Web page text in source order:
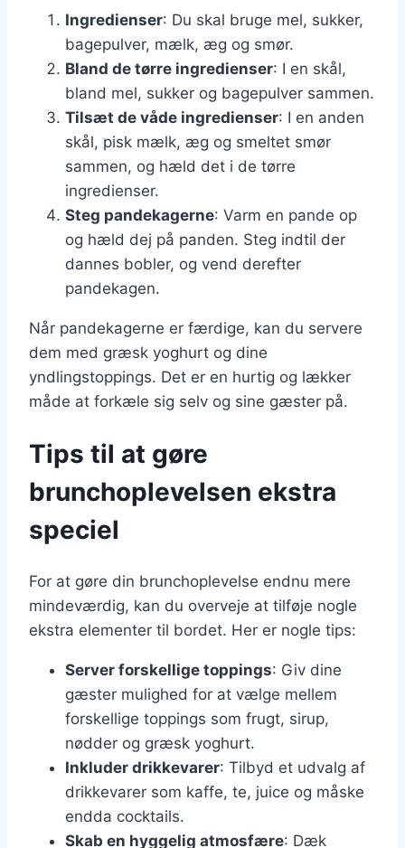
Ingredienser: Du skal bruge mel, sukker,
bagepulver, mælk, æg og smør.
Bland de tørre ingredienser: I en skål,
bland mel, sukker og bagepulver sammen.
Tilsæt de våde ingredienser: I en anden
skål, pisk mælk, æg og smeltet smør
sammen, og hæld det i de tørre
ingredienser.
Steg pandekagerne: Varm en pande op
og hæld dej på panden. Steg indtil der
dannes bobler, og vend derefter
pandekagen.
Når pandekagerne er færdige, kan du servere
dem med græsk yoghurt og dine
yndlingstoppings. Det er en hurtig og lækker
måde at forkæle sig selv og sine gæster på.
Tips til at gøre
brunchoplevelsen ekstra
speciel
For at gøre din brunchoplevelse endnu mere
mindeværdig, kan du overveje at tilføje nogle
ekstra elementer til bordet. Her er nogle tips:
Server forskellige toppings: Giv dine
gæster mulighed for at vælge mellem
forskellige toppings som frugt, sirup,
nødder og græsk yoghurt.
Inkluder drikkevarer: Tilbyd et udvalg af
drikkevarer som kaffe, te, juice og måske
endda cocktails.
Skab en hyggelig atmosfære: Dæk